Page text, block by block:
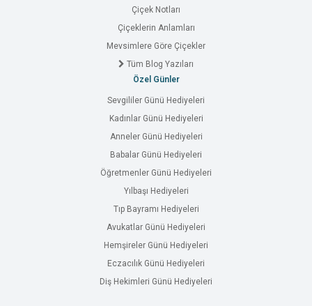
Çiçek Notları
Çiçeklerin Anlamları
Mevsimlere Göre Çiçekler
Tüm Blog Yazıları
Özel Günler
Sevgililer Günü Hediyeleri
Kadınlar Günü Hediyeleri
Anneler Günü Hediyeleri
Babalar Günü Hediyeleri
Öğretmenler Günü Hediyeleri
Yılbaşı Hediyeleri
Tıp Bayramı Hediyeleri
Avukatlar Günü Hediyeleri
Hemşireler Günü Hediyeleri
Eczacılık Günü Hediyeleri
Diş Hekimleri Günü Hediyeleri